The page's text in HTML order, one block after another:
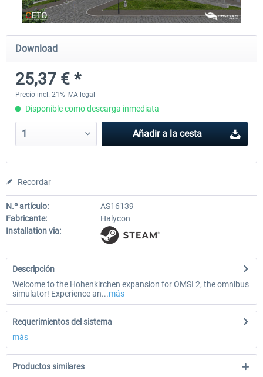
OMSI 2 Add-on Thüringer Wald
30,49 € *
OMSI 2 Add-on Berlin Line
Download
25,37 € *
Precio incl. 21% IVA legal
Disponible como descarga inmediata
Añadir a la cesta
Recordar
N.º artículo:
AS16139
Fabricante:
Halycon
Installation via:
Descripción
Welcome to the Hohenkirchen expansion for OMSI 2, the omnibus
simulator! Experience an...más
Requerimientos del sistema
más
Productos similares